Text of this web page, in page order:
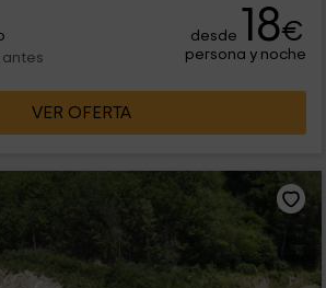
antes
desde 18€
persona y noche
VER OFERTA